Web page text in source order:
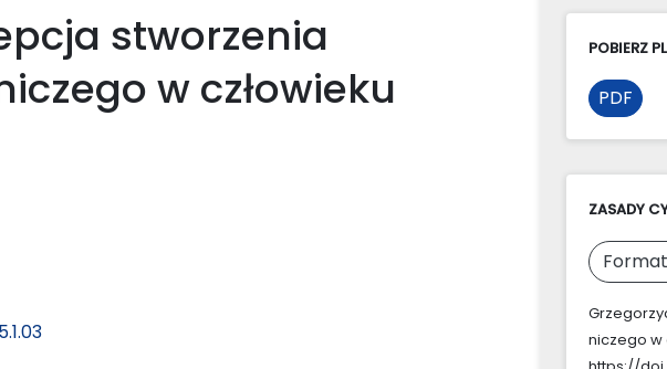
stworzenia
w człowieku
POBIERZ
PDF
ZASADY
niczego w